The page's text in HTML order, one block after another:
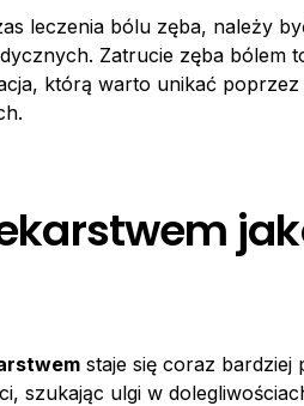
leczenia bólu zęba, należy
Zatrucie zęba bólem
którą warto unikać
staje się coraz bardziej
szukając ulgi w